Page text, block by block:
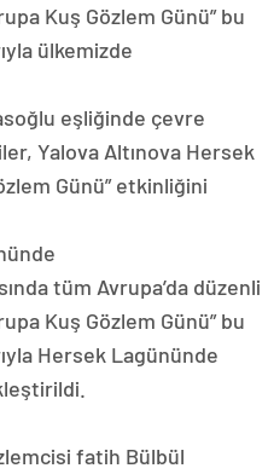
Kuş Gözlem Günü” bu
ülkemizde
eşliğinde çevre
Yalova Altınova Hersek
Günü” etkinliğini
tüm Avrupa’da düzenli
Kuş Gözlem Günü” bu
Hersek Lagününde
fatih Bülbül